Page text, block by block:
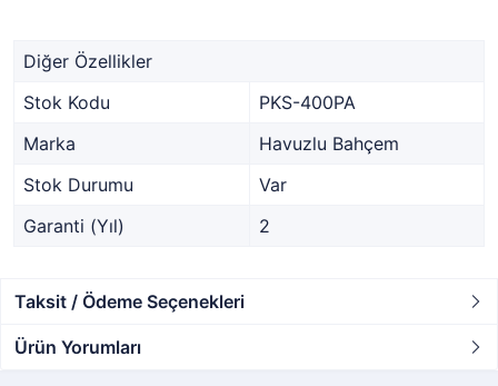
Diğer Özellikler
Stok Kodu
PKS-400PA
Marka
Havuzlu Bahçem
Stok Durumu
Var
Garanti (Yıl)
2
Taksit / Ödeme Seçenekleri
Ürün Yorumları